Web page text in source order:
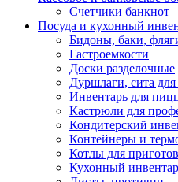
Счетчики банкнот
Посуда и кухонный
Бидоны, баки,
Гастроемкости
Доски разделочные
Дуршлаги, сита
Инвентарь для
Кастрюли для
Кондитерский
Контейнеры и
Котлы для
Кухонный